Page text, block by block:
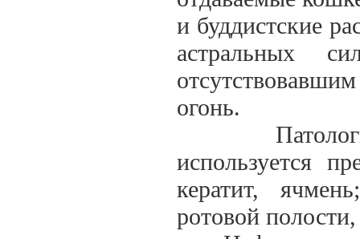
и буддистские
астральных
огонь.
используется
кератит,
ротовой